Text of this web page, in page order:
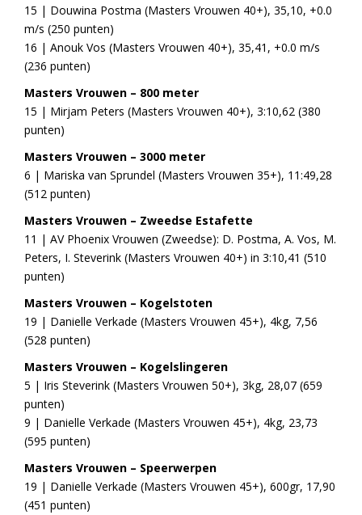
15 | Douwina Postma (Masters Vrouwen 40+), 35,10, +0.0
m/s (250 punten)
16 | Anouk Vos (Masters Vrouwen 40+), 35,41, +0.0 m/s
(236 punten)
Masters Vrouwen – 800 meter
15 | Mirjam Peters (Masters Vrouwen 40+), 3:10,62 (380
punten)
Masters Vrouwen – 3000 meter
6 | Mariska van Sprundel (Masters Vrouwen 35+), 11:49,28
(512 punten)
Masters Vrouwen – Zweedse Estafette
11 | AV Phoenix Vrouwen (Zweedse): D. Postma, A. Vos, M.
Peters, I. Steverink (Masters Vrouwen 40+) in 3:10,41 (510
punten)
Masters Vrouwen – Kogelstoten
19 | Danielle Verkade (Masters Vrouwen 45+), 4kg, 7,56
(528 punten)
Masters Vrouwen – Kogelslingeren
5 | Iris Steverink (Masters Vrouwen 50+), 3kg, 28,07 (659
punten)
9 | Danielle Verkade (Masters Vrouwen 45+), 4kg, 23,73
(595 punten)
Masters Vrouwen – Speerwerpen
19 | Danielle Verkade (Masters Vrouwen 45+), 600gr, 17,90
(451 punten)